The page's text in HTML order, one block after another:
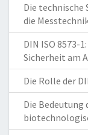
Die technische
die
DIN ISO 8573-
Sicherheit am
Die Rolle der
Die Bedeutung